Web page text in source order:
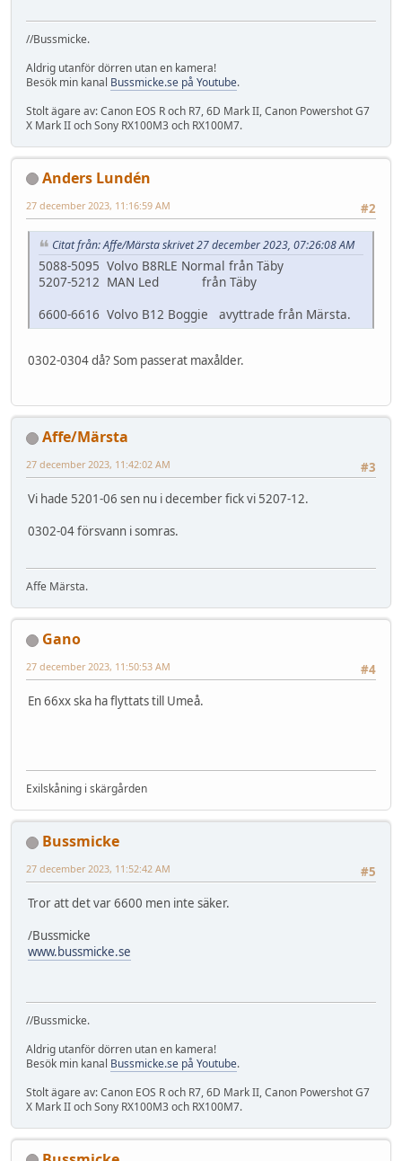
//Bussmicke.
Aldrig utanför dörren utan en kamera!
Besök min kanal Bussmicke.se på Youtube.
Stolt ägare av: Canon EOS R och R7, 6D Mark II, Canon Powershot G7
X Mark II och Sony RX100M3 och RX100M7.
Anders Lundén
#2
27 december 2023, 11:16:59 AM
Citat från: Affe/Märsta skrivet 27 december 2023, 07:26:08 AM
5088-5095 Volvo B8RLE Normal från Täby
5207-5212 MAN Led från Täby
6600-6616 Volvo B12 Boggie avyttrade från Märsta.
0302-0304 då? Som passerat maxålder.
Affe/Märsta
#3
27 december 2023, 11:42:02 AM
Vi hade 5201-06 sen nu i december fick vi 5207-12.
0302-04 försvann i somras.
Affe Märsta.
Gano
#4
27 december 2023, 11:50:53 AM
En 66xx ska ha flyttats till Umeå.
Exilskåning i skärgården
Bussmicke
#5
27 december 2023, 11:52:42 AM
Tror att det var 6600 men inte säker.
/Bussmicke
www.bussmicke.se
//Bussmicke.
Aldrig utanför dörren utan en kamera!
Besök min kanal Bussmicke.se på Youtube.
Stolt ägare av: Canon EOS R och R7, 6D Mark II, Canon Powershot G7
X Mark II och Sony RX100M3 och RX100M7.